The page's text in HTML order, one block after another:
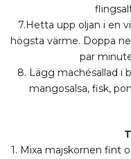
7.Hetta upp oljan i en
högsta värme. Doppa
par
8. Lägg machésallad i
mangosalsa, fisk,
1. Mixa majskornen fint